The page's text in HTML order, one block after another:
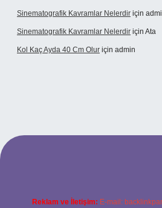
Sinematografik Kavramlar Nelerdir için
Sinematografik Kavramlar Nelerdir için Ata
Kol Kaç Ayda 40 Cm Olur için admin
betci.co
Reklam ve İletişim: E-mail: